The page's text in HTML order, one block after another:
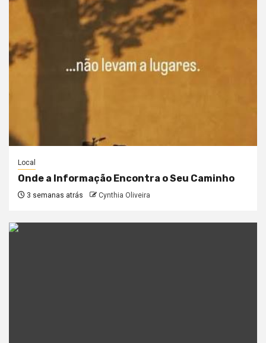
Local
Onde a Informação Encontra o Seu Caminho
3 semanas atrás Cynthia Oliveira